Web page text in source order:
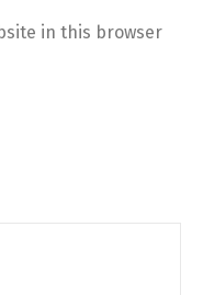
in this browser